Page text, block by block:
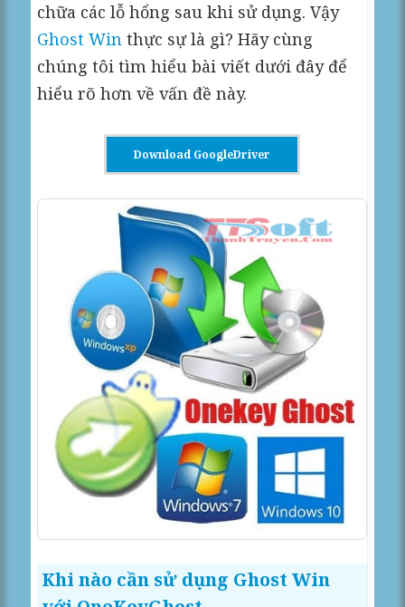
chữa các lỗ hổng sau khi sử dụng. Vậy
Ghost Win thực sự là gì? Hãy cùng
chúng tôi tìm hiểu bài viết dưới đây để
hiểu rõ hơn về vấn đề này.
Download GoogleDriver
Khi nào cần sử dụng Ghost Win